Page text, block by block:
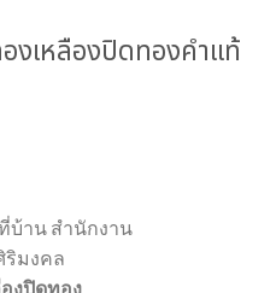
งเหลืองปิดทองคำแท้
บ้าน สำนักงาน
ริมงคล
งปิดทอง